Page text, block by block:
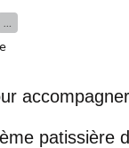
…
patissière